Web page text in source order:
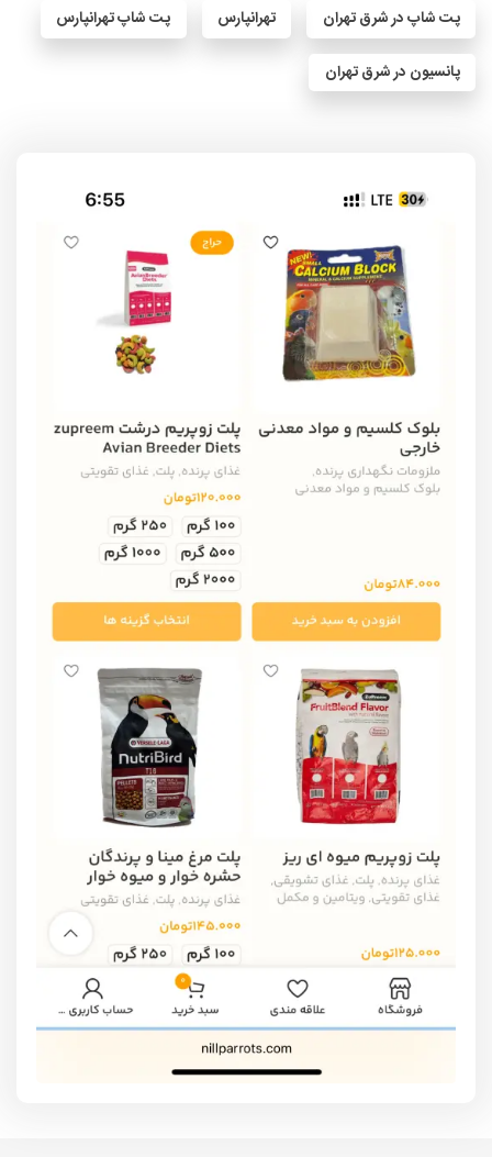
پت شاپ در شرق تهران تهرانپارس پت شاپ تهرانپارس
پانسیون در شرق تهران